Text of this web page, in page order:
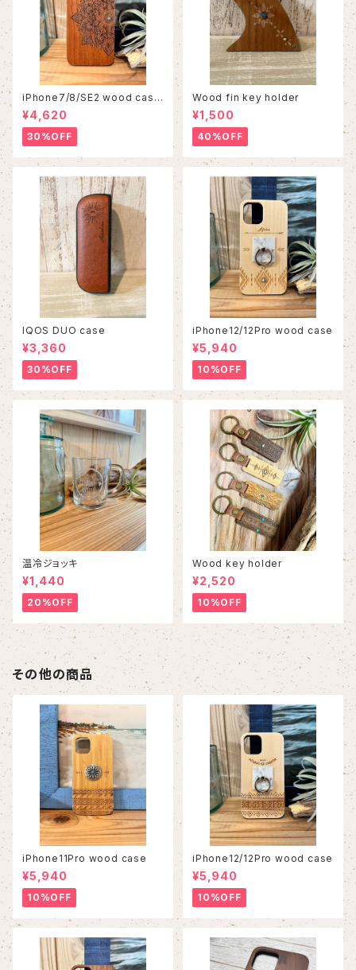
iPhone7/8/SE2 wood case
86
¥4,620
30%OFF
Wood fin key holder
¥1,500
40%OFF
IQOS DUO case
¥3,360
30%OFF
iPhone12/12Pro wood case
¥5,940
10%OFF
温冷ジョッキ
¥1,440
20%OFF
Wood key holder
¥2,520
10%OFF
その他の商品
iPhone11Pro wood case
¥5,940
10%OFF
iPhone12/12Pro wood case
¥5,940
10%OFF